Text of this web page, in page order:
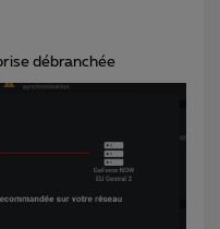
débranchée